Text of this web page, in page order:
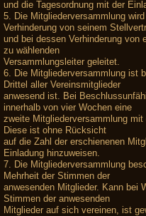
und die Tagesordnung mit der
5. Die Mitgliederversammlung
Verhinderung von seinem
und bei dessen Verhinderung von
zu wählenden
Versammlungsleiter geleitet.
6. Die Mitgliederversammlung ist
Drittel aller Vereinsmitglieder
anwesend ist. Bei
innerhalb von vier Wochen eine
zweite Mitgliederversammlung
Diese ist ohne Rücksicht
auf die Zahl der erschienenen
Einladung hinzuweisen.
7. Die Mitgliederversammlung
Mehrheit der Stimmen der
anwesenden Mitglieder. Kann bei
Stimmen der anwesenden
Mitglieder auf sich vereinen, ist